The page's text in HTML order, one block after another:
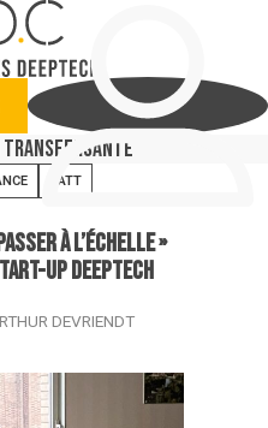
TransferSanté
SATT
à l’échelle »
up deeptech
DEVRIENDT